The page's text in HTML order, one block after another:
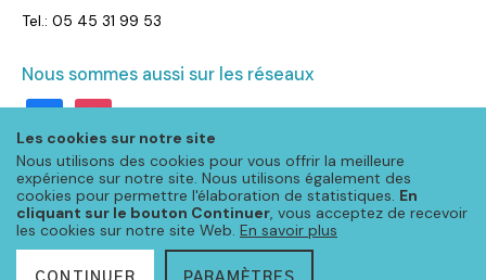
Les cookies sur notre site
Nous utilisons des cookies pour vous offrir la meilleure
expérience sur notre site. Nous utilisons également des
cookies pour permettre l'élaboration de statistiques. En
cliquant sur le bouton Continuer, vous acceptez de recevoir
les cookies sur notre site Web. En savoir plus
Tel.: 05 45 31 99 53
Nous sommes aussi sur les réseaux
facebookinstagram